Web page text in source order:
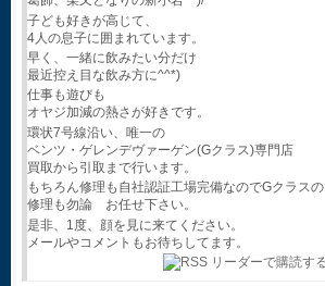
子ども好きが高じて、
4人の息子に囲まれています。
早く、一緒に飲みたい分だけ
最近控え目な飲み方に^^*)
仕事も遊びも
オヤジ加減の熱さが好きです。
環状7号線沿い、唯一の
ベンツ・ゲレンデヴァーゲン(Gクラス)専門店
買取から引取まで行います。
もちろん修理も自社認証工場完備なのでGクラスの
修理も勿論 お任せ下さい。
是非、1度、顔を見に来てください。
メールやコメントもお待ちしてます。